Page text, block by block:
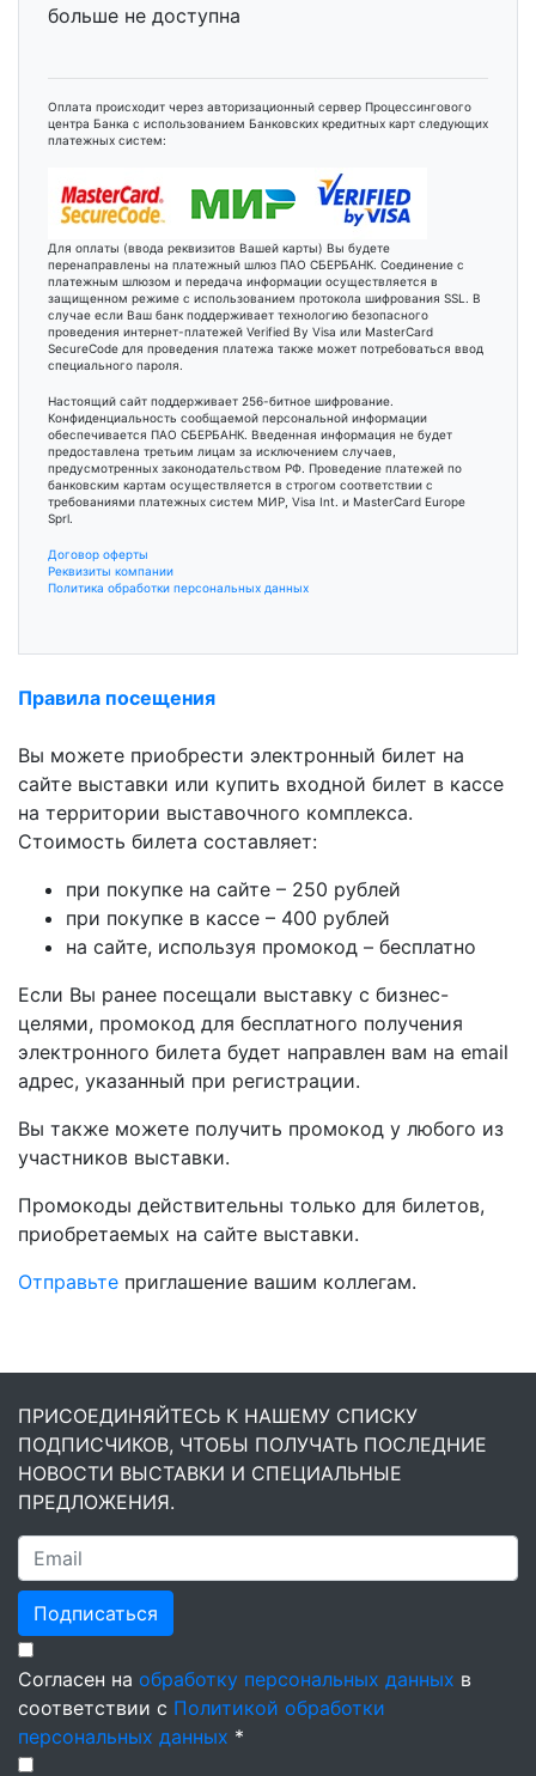
больше не доступна
Оплата происходит через авторизационный сервер Процессингового
центра Банка с использованием Банковских кредитных карт следующих
платежных систем:
Для оплаты (ввода реквизитов Вашей карты) Вы будете
перенаправлены на платежный шлюз ПАО СБЕРБАНК. Соединение с
платежным шлюзом и передача информации осуществляется в
защищенном режиме с использованием протокола шифрования SSL. В
случае если Ваш банк поддерживает технологию безопасного
проведения интернет-платежей Verified By Visa или MasterCard
SecureCode для проведения платежа также может потребоваться ввод
специального пароля.
Настоящий сайт поддерживает 256-битное шифрование.
Конфиденциальность сообщаемой персональной информации
обеспечивается ПАО СБЕРБАНК. Введенная информация не будет
предоставлена третьим лицам за исключением случаев,
предусмотренных законодательством РФ. Проведение платежей по
банковским картам осуществляется в строгом соответствии с
требованиями платежных систем МИР, Visa Int. и MasterCard Europe
Sprl.
Договор оферты
Реквизиты компании
Политика обработки персональных данных
Правила посещения
Вы можете приобрести электронный билет на
сайте выставки или купить входной билет в кассе
на территории выставочного комплекса.
Стоимость билета составляет:
при покупке на сайте – 250 рублей
при покупке в кассе – 400 рублей
на сайте, используя промокод – бесплатно
Если Вы ранее посещали выставку c бизнес-
целями, промокод для бесплатного получения
электронного билета будет направлен вам на email
адрес, указанный при регистрации.
Вы также можете получить промокод у любого из
участников выставки.
Промокоды действительны только для билетов,
приобретаемых на сайте выставки.
Отправьте приглашение вашим коллегам.
ПРИСОЕДИНЯЙТЕСЬ К НАШЕМУ СПИСКУ
ПОДПИСЧИКОВ, ЧТОБЫ ПОЛУЧАТЬ ПОСЛЕДНИЕ
НОВОСТИ ВЫСТАВКИ И СПЕЦИАЛЬНЫЕ
ПРЕДЛОЖЕНИЯ.
Подписаться
Согласен на обработку персональных данных в
соответствии с Политикой обработки
персональных данных *